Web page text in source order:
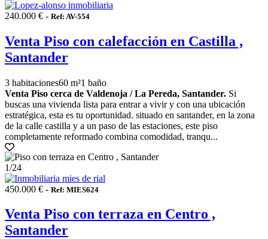
240.000 € - Ref: AV-554
Venta Piso con calefacción en Castilla ,
Santander
3 habitaciones60 m²1 baño
Venta Piso cerca de Valdenoja / La Pereda, Santander. Si
buscas una vivienda lista para entrar a vivir y con una ubicación
estratégica, esta es tu oportunidad. situado en santander, en la zona
de la calle castilla y a un paso de las estaciones, este piso
completamente reformado combina comodidad, tranqu...
1/24
450.000 € - Ref: MIES624
Venta Piso con terraza en Centro ,
Santander